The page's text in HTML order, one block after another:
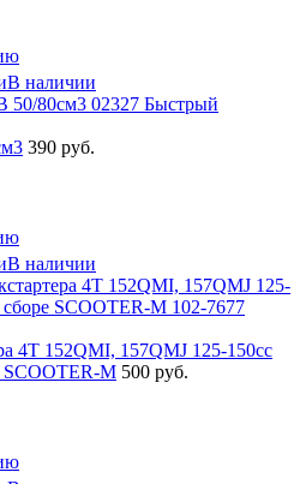
В наличии
Быстрый
390 руб.
В наличии
4T 152QMI, 157QMJ 125-150cc
SCOOTER-M 500 руб.